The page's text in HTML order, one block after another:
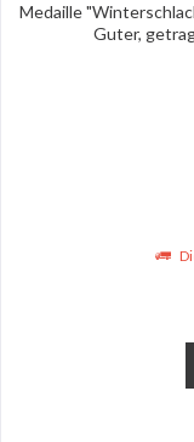
Medaille
Guter,